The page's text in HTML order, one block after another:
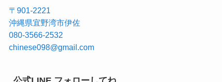
〒901-2221
沖縄県宜野湾市伊佐
080-3566-2532
chinese098@gmail.com